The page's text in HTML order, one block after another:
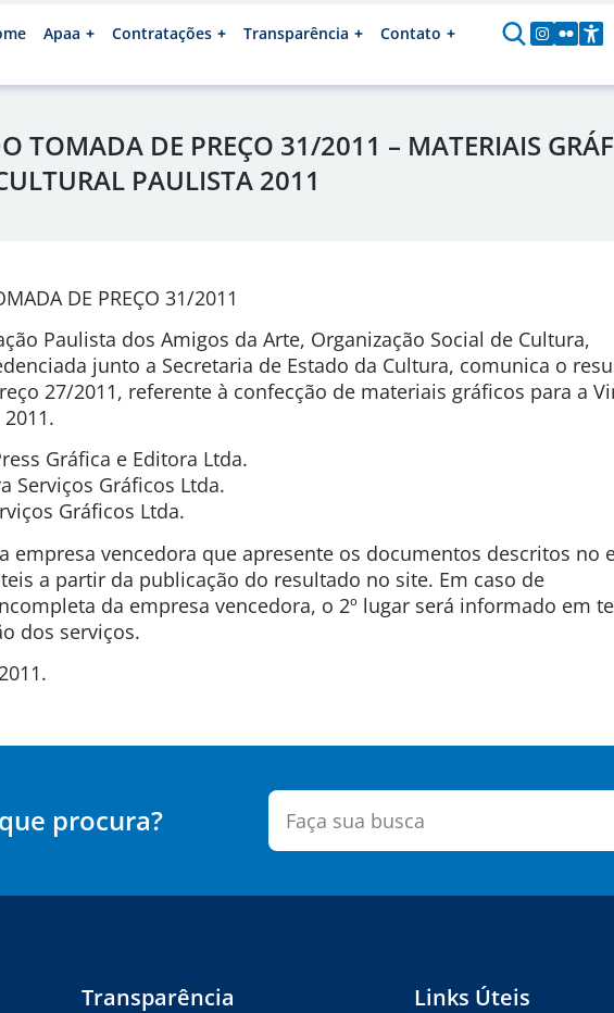
Apaa Contratações Transparência Contato
TOMADA DE PREÇO 31/2011 – MATERIAIS
PAULISTA 2011
DE PREÇO 31/2011
Paulista dos Amigos da Arte, Organização Social de Cultura,
junto a Secretaria de Estado da Cultura, comunica o
27/2011, referente à confecção de materiais gráficos para a
Gráfica e Editora Ltda.
Serviços Gráficos Ltda.
Gráficos Ltda.
empresa vencedora que apresente os documentos descritos no
a partir da publicação do resultado no site. Em caso de
da empresa vencedora, o 2º lugar será informado em
dos serviços.
procura?
Transparência Links Úteis